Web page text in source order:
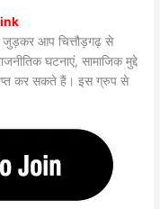
आप चित्तौड़गढ़ से
घटनाएं, सामाजिक मुद्दे
कर सकते हैं। इस ग्रुप से